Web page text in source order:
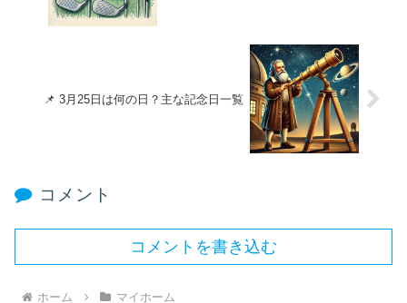
📌 3月25日は何の日？主な記念日一覧
コメント
コメントを書き込む
ホーム マイホーム